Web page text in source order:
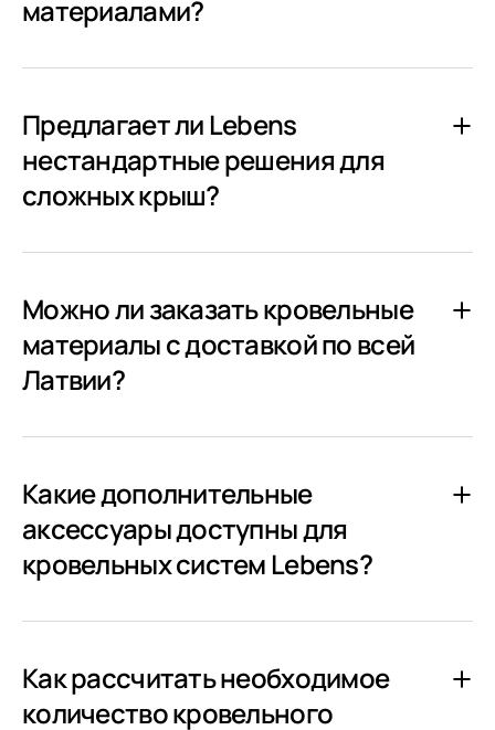
материалами?
Предлагает ли Lebens
нестандартные решения для
сложных крыш?
Можно ли заказать кровельные
материалы с доставкой по всей
Латвии?
Какие дополнительные
аксессуары доступны для
кровельных систем Lebens?
Как рассчитать необходимое
количество кровельного